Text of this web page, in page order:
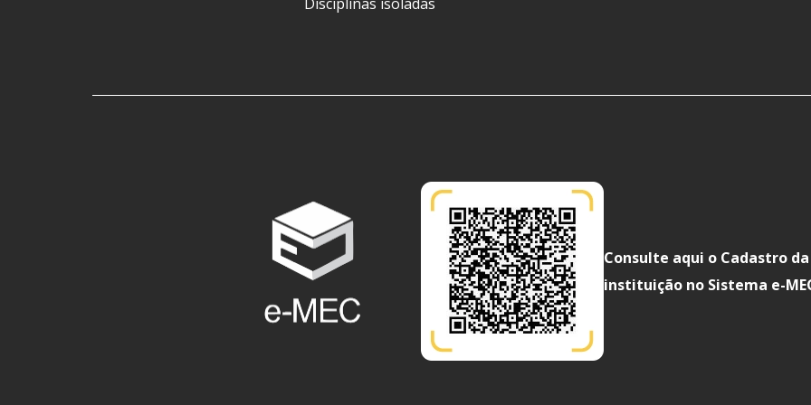
Consulte aqui o Cadastro da
instituição no Sistema e-